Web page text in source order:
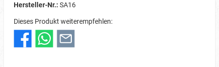
Hersteller-Nr.: SA16
Dieses Produkt weiterempfehlen: